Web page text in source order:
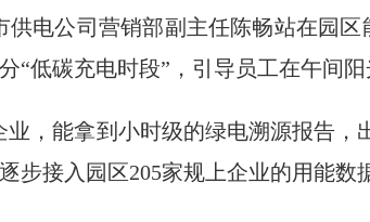
供电公司营销部副主任陈畅站在园
“低碳充电时段”，引导员工在午间
业，能拿到小时级的绿电溯源报告
步接入园区205家规上企业的用能数